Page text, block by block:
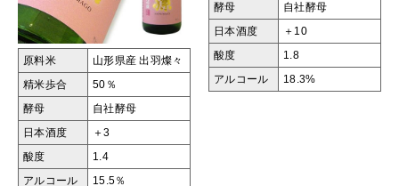
原料米 山形県産 出羽燦々
精米歩合 50％
酵母 自社酵母
日本酒度 ＋3
酸度 1.4
アルコール 15.5％
酵母 自社酵母
日本酒度 ＋10
酸度 1.8
アルコール 18.3%